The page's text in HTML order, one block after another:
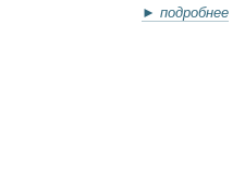
► подробнее